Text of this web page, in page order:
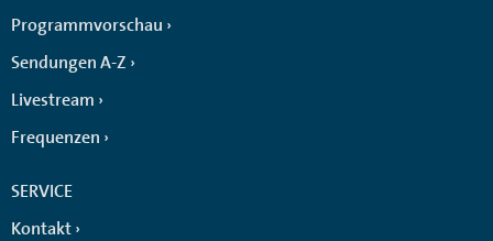
Programmvorschau
Sendungen A-Z
Livestream
Frequenzen
SERVICE
Kontakt